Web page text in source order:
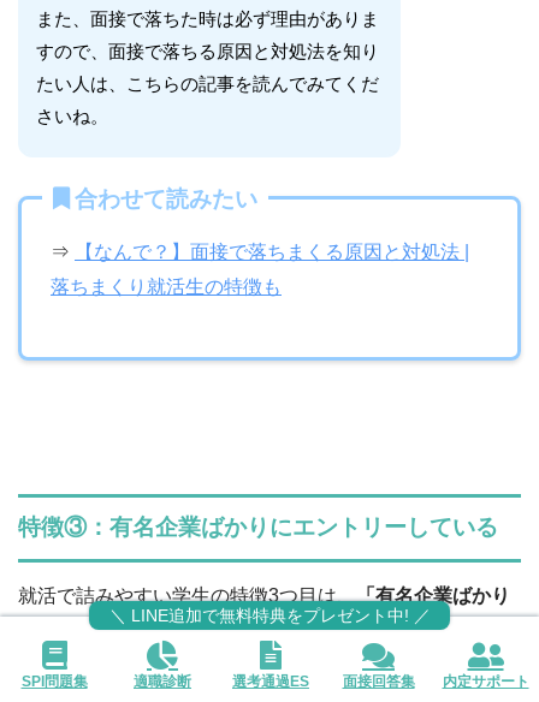
また、面接で落ちた時は必ず理由がありま
すので、面接で落ちる原因と対処法を知り
たい人は、こちらの記事を読んでみてくだ
さいね。
合わせて読みたい
⇒
【なんで？】面接で落ちまくる原因と対処法 |
落ちまくり就活生の特徴も
特徴③：有名企業ばかりにエントリーしている
就活で詰みやすい学生の特徴3つ目は、「有名企業ばかり
にエントリーしている」です。
有名企業は選考倍率が高いため、選考に落ちる確率も高く
SPI問題集 適職診断 選考通過ES 面接回答集 内定サポート
＼ LINE追加で無料特典をプレゼント中! ／